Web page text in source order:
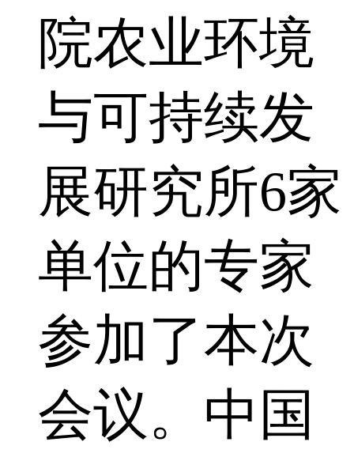
院农业环境
与可持续发
展研究所6家
单位的专家
参加了本次
会议。中国